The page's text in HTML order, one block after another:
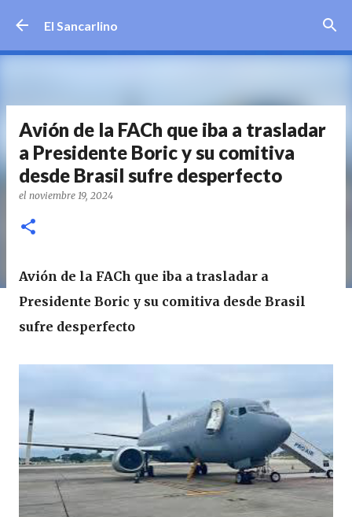
El Sancarlino
Avión de la FACh que iba a trasladar
a Presidente Boric y su comitiva
desde Brasil sufre desperfecto
el noviembre 19, 2024
Avión de la FACh que iba a trasladar a
Presidente Boric y su comitiva desde Brasil
sufre desperfecto